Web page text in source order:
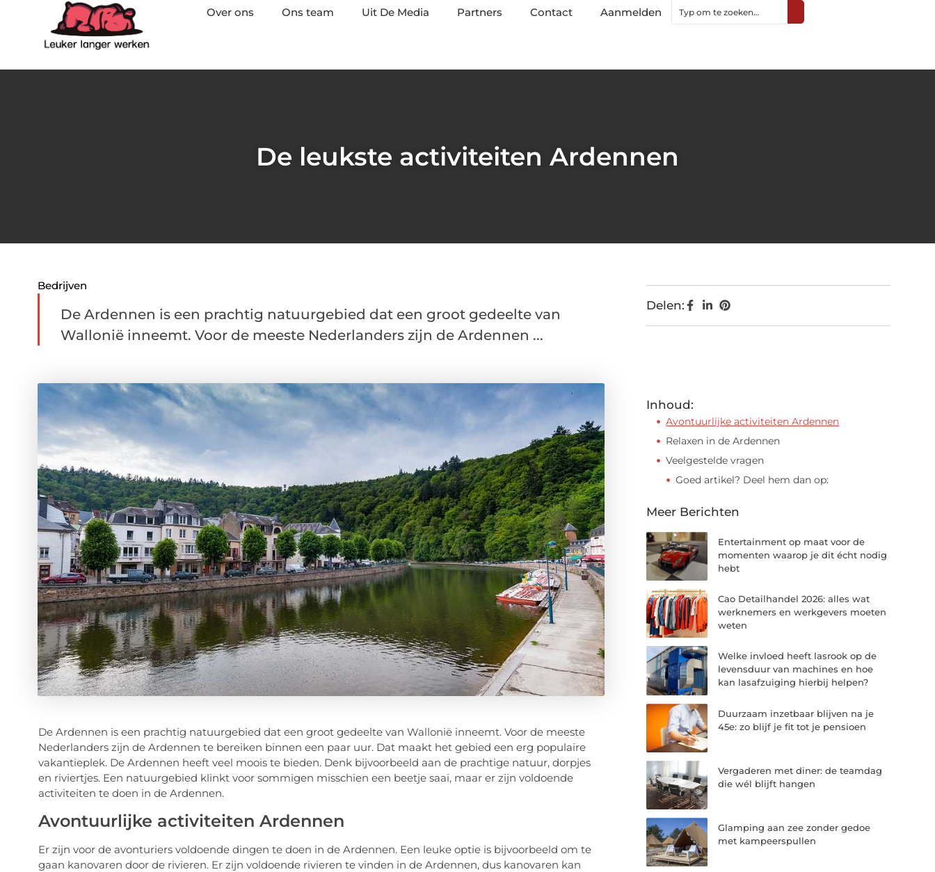
Over ons Ons team Uit De Media Partners Contact Aanmelden
De leukste activiteiten Ardennen
Bedrijven
De Ardennen is een prachtig natuurgebied dat een groot gedeelte van
Wallonië inneemt. Voor de meeste Nederlanders zijn de Ardennen ...
De Ardennen is een prachtig natuurgebied dat een groot gedeelte van Wallonië inneemt. Voor de meeste
Nederlanders zijn de Ardennen te bereiken binnen een paar uur. Dat maakt het gebied een erg populaire
vakantieplek. De Ardennen heeft veel moois te bieden. Denk bijvoorbeeld aan de prachtige natuur, dorpjes
en riviertjes. Een natuurgebied klinkt voor sommigen misschien een beetje saai, maar er zijn voldoende
activiteiten te doen in de Ardennen.
Avontuurlijke activiteiten Ardennen
Er zijn voor de avonturiers voldoende dingen te doen in de Ardennen. Een leuke optie is bijvoorbeeld om te
gaan kanovaren door de rivieren. Er zijn voldoende rivieren te vinden in de Ardennen, dus kanovaren kan
Delen:
Inhoud:
Avontuurlijke activiteiten Ardennen
Relaxen in de Ardennen
Veelgestelde vragen
Goed artikel? Deel hem dan op:
Meer Berichten
Entertainment op maat voor de
momenten waarop je dit écht nodig
hebt
Cao Detailhandel 2026: alles wat
werknemers en werkgevers moeten
weten
Welke invloed heeft lasrook op de
levensduur van machines en hoe
kan lasafzuiging hierbij helpen?
Duurzaam inzetbaar blijven na je
45e: zo blijf je fit tot je pensioen
Vergaderen met diner: de teamdag
die wél blijft hangen
Glamping aan zee zonder gedoe
met kampeerspullen